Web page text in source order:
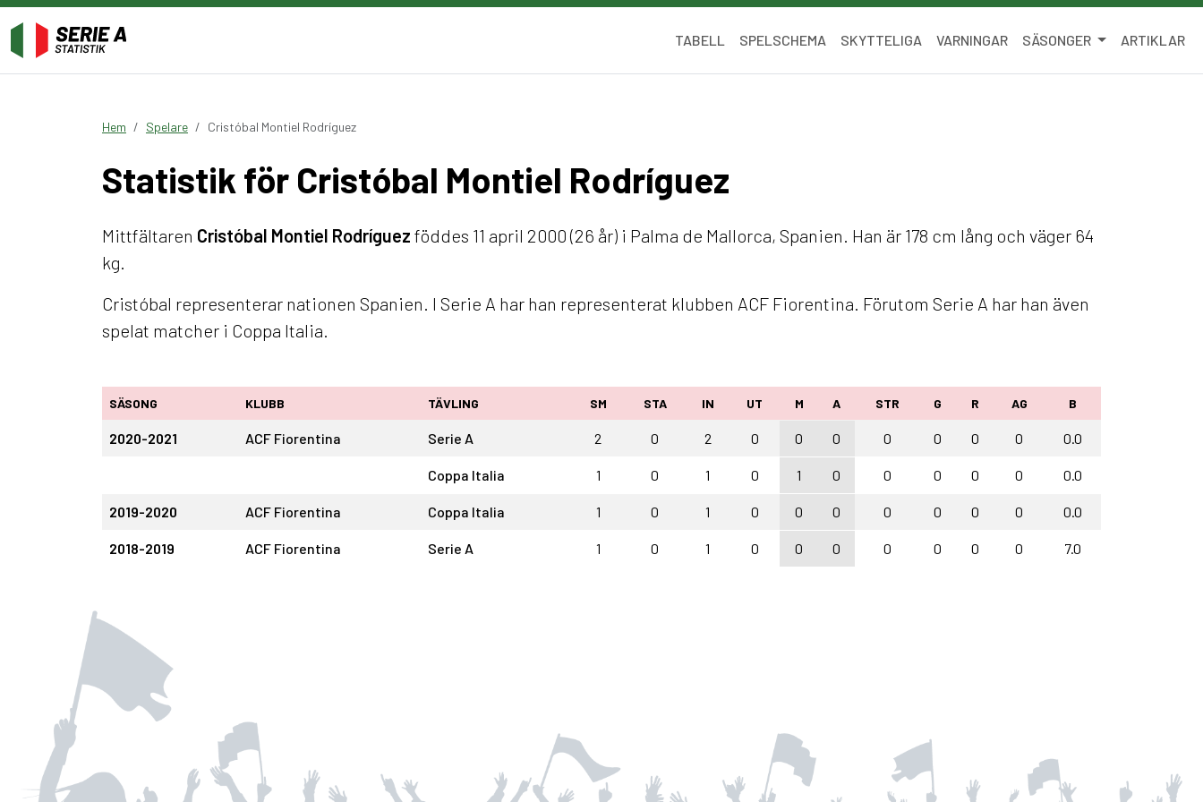
TABELL SPELSCHEMA SKYTTELIGA VARNINGAR SÄSONGER ARTIKLAR
Hem Spelare Cristóbal Montiel Rodríguez
Statistik för Cristóbal Montiel Rodríguez
Mittfältaren Cristóbal Montiel Rodríguez föddes 11 april 2000 (26 år) i Palma de Mallorca, Spanien. Han är 178 cm lång och väger 64
kg.
Cristóbal representerar nationen Spanien. I Serie A har han representerat klubben ACF Fiorentina. Förutom Serie A har han även
spelat matcher i Coppa Italia.
SÄSONG KLUBB TÄVLING SM STA IN UT M A STR G R AG B
2020-2021 ACF Fiorentina Serie A 2 0 2 0 0 0 0 0 0 0 0.0
Coppa Italia 1 0 1 0 1 0 0 0 0 0 0.0
2019-2020 ACF Fiorentina Coppa Italia 1 0 1 0 0 0 0 0 0 0 0.0
2018-2019 ACF Fiorentina Serie A 1 0 1 0 0 0 0 0 0 0 7.0